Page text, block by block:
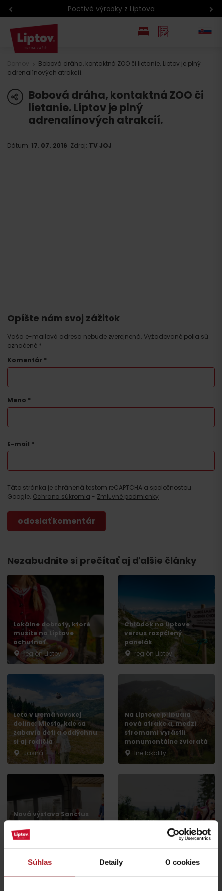
Súhlas Detaily O cookies
Poctivé výrobky z Liptova
Bobová dráha, kontaktná ZOO či lietanie. Liptov je plný
adrenalínových atrakcií.
share
Bobová dráha, kontaktná ZOO či
lietanie. Liptov je plný
adrenalínových atrakcií.
Dátum: 17. 07. 2016 Zdroj: TV JOJ
Opíšte nám svoj zážitok
Vaša e-mailová adresa nebude zverejnená. Vyžadované polia sú
označené *
Komentár *
Meno *
E-mail *
Táto stránka je chránená testom reCAPTCHA a spoločnosťou
Google. Ochrana súkromia - Zmluvné podmienky
Nezabudnite si prečítať aj ďalšie články
Lokálne dobroty, ktoré
musíte na Liptove
ochutnať
región Liptov
Chládok na Liptove
verzus rozpálený
panelák
región Liptov
Leto v Demänovskej
doline: Miesto, kde sa
zabavia deti a oddýchnu
si aj rodičia
Jasná
Na Liptove pribudla
nová atrakcia, medzi
stromami vyrástli
monumentálne zvieratá
Iné lokality
Nová výstava Sanctus
Nicolaus 1286 v
Liptovskom Mikuláši vás
prenesie do stredoveku
Najkrajšie rodinné
prechádzky na Liptove
Príchod